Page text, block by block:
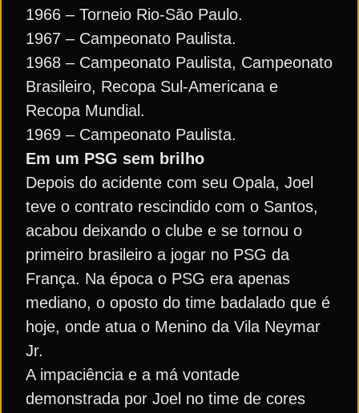
1966 – Torneio Rio-São Paulo.
1967 – Campeonato Paulista.
1968 – Campeonato Paulista, Campeonato
Brasileiro, Recopa Sul-Americana e
Recopa Mundial.
1969 – Campeonato Paulista.
Em um PSG sem brilho
Depois do acidente com seu Opala, Joel
teve o contrato rescindido com o Santos,
acabou deixando o clube e se tornou o
primeiro brasileiro a jogar no PSG da
França. Na época o PSG era apenas
mediano, o oposto do time badalado que é
hoje, onde atua o Menino da Vila Neymar
Jr.
A impaciência e a má vontade
demonstrada por Joel no time de cores